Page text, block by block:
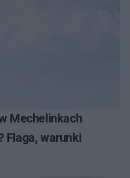
Mechelinkach
Flaga, warunki